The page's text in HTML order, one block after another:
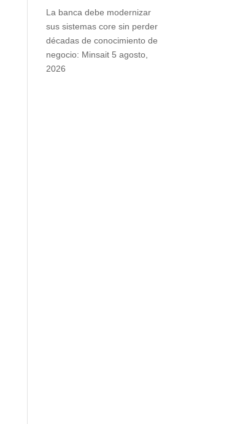
La banca debe modernizar
sus sistemas core sin perder
décadas de conocimiento de
negocio: Minsait 5 agosto,
2026